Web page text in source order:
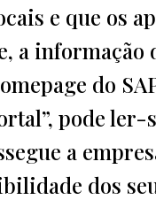
e que os
a informação
do
pode ler-
a
dos